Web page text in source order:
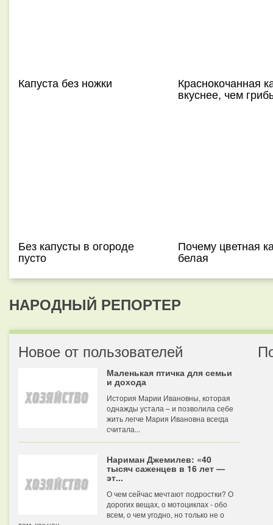
Капуста без ножки Краснокочанная
вкуснее, чем
Без капусты в огороде
пусто
Почему цветная
белая
НАРОДНЫЙ РЕПОРТЕР
Новое от пользователей
Маленькая птичка для семьи
и дохода
История Марии Ивановны, которая
однажды устала – и позволила себе
жить легче Мария Ивановна всегда
считала...
Нариман Джемилев: «40
тысяч саженцев в 16 лет —
эт...
О чем сейчас мечтают подростки? О
дорогих вещах, о мотоциклах - обо
всем, о чем угодно, но только не о